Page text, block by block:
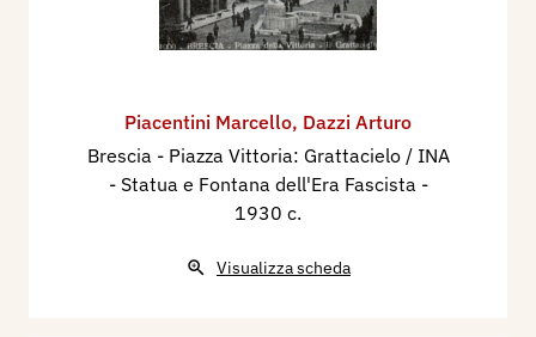
Piacentini Marcello, Dazzi Arturo
Brescia - Piazza Vittoria: Grattacielo / INA
- Statua e Fontana dell'Era Fascista -
1930 c.
Visualizza scheda